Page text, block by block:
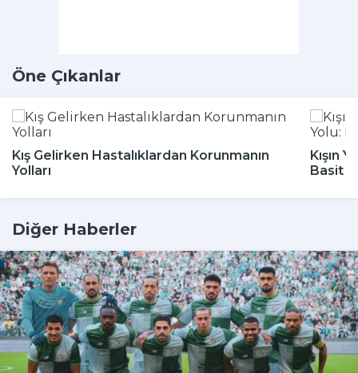
Öne Çıkanlar
Kış Gelirken Hastalıklardan Korunmanın
Yolları
Kışın
Basit
Diğer Haberler